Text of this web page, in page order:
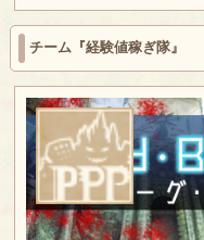
チーム『経験値稼ぎ隊』